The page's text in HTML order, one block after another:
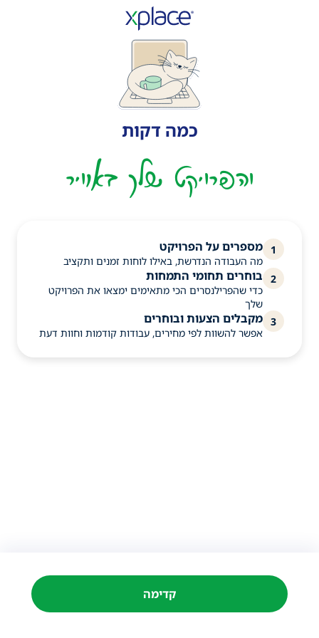
כמה דקות
והפרויקט שלך באוויר
1 מספרים על הפרויקט
מה העבודה הנדרשת, באילו לוחות זמנים ותקציב
2
בוחרים תחומי התמחות
כדי שהפרילנסרים הכי מתאימים ימצאו את הפרויקט
שלך
3 מקבלים הצעות ובוחרים
אפשר להשוות לפי מחירים, עבודות קודמות וחוות דעת
קדימה